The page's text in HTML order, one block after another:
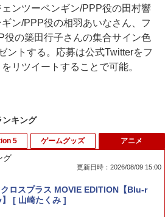
ンツーペンギン/PPP役の田村響
ン/PPP役の相羽あいなさん、フ
役の築田行子さんの集合サイン色
ントする。応募は公式Twitterをフ
リツイートすることで可能。
ンキング
特典】進撃の巨人3 Switch2版(【早
入封入特典】DLC)
5
典】BLUE REFLECTION Quartet:
たちのキセキ PS5版(【早期購入特
ゲームグッズ
古】ファイナルファンタジーXII レ
ナント・ウイング
アニメ
グ
更新日時：2026/08/09 15:00
ロスプラス MOVIE EDITION【Blu-r
[ 山崎たくみ ]